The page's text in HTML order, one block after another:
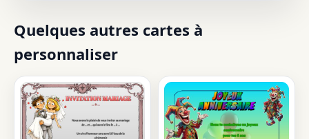
Quelques autres cartes à
personnaliser